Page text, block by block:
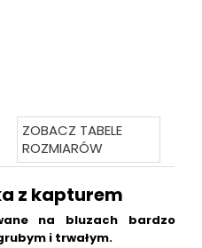
ZOBACZ TABELE
ROZMIARÓW
z kapturem
na bluzach bardzo
i trwałym.